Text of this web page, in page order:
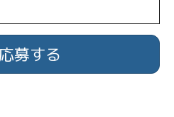
応募する